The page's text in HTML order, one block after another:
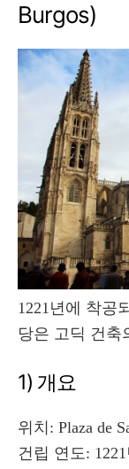
Burgos)
1221년에 착공
당은 고딕 건축
1) 개요
위치: Plaza de
건립 연도: